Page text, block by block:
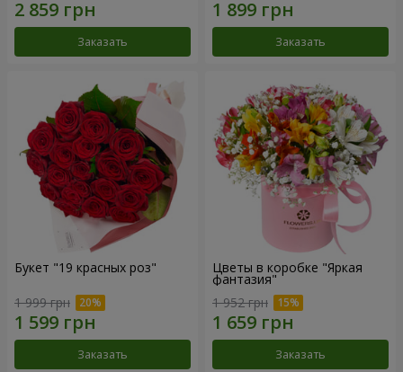
Заказать Заказать
Букет "19 красных роз"
1 999 грн
Заказать
Цветы в коробке "Яркая
фантазия"
1 952 грн
Заказать